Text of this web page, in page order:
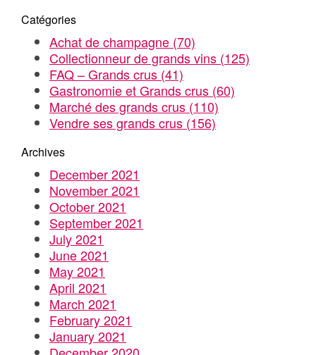
Catégories
Achat de champagne (70)
Collectionneur de grands vins (125)
FAQ – Grands crus (41)
Gastronomie et Grands crus (60)
Marché des grands crus (110)
Vendre ses grands crus (156)
Archives
December 2021
November 2021
October 2021
September 2021
July 2021
June 2021
May 2021
April 2021
March 2021
February 2021
January 2021